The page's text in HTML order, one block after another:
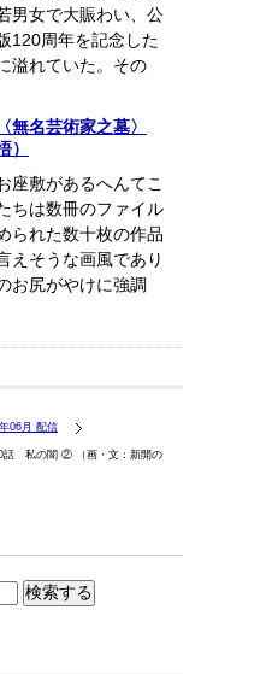
男女で大賑わい、公
120周年を記念した
溢れていた。その
名芸術家之墓〉
）
座敷があるへんてこ
ちは数冊のファイル
られた数十枚の作品
えそうな画風であり
お尻がやけに強調
06月 配信
私の闇 ② （画・文：新開の